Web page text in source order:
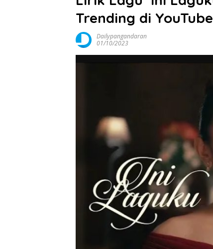
Trending di YouTube
Dailypangandaran
01/10/2023